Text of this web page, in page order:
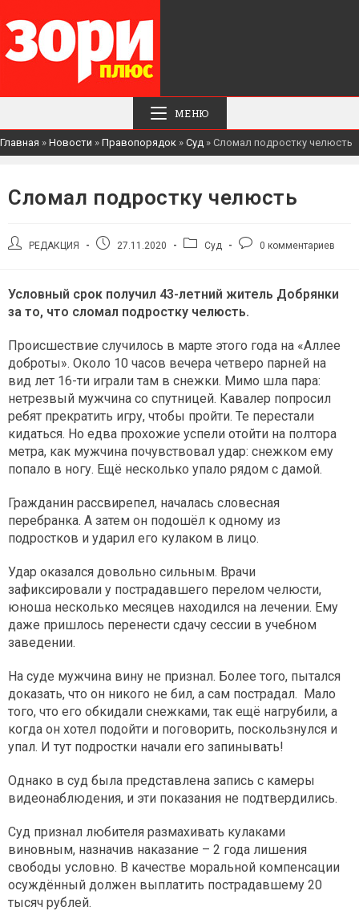
МЕНЮ
Главная » Новости » Правопорядок » Суд » Сломал подростку челюсть
Сломал подростку челюсть
АвторРЕДАКЦИЯ
Запись27.11.2020
Рубрика
Суд
Комментарии
0 комментариев
Условный срок получил 43-летний житель Добрянки
за то, что сломал подростку челюсть.
Происшествие случилось в марте этого года на «Аллее
доброты». Около 10 часов вечера четверо парней на
вид лет 16-ти играли там в снежки. Мимо шла пара:
нетрезвый мужчина со спутницей. Кавалер попросил
ребят прекратить игру, чтобы пройти. Те перестали
кидаться. Но едва прохожие успели отойти на полтора
метра, как мужчина почувствовал удар: снежком ему
попало в ногу. Ещё несколько упало рядом с дамой.
Гражданин рассвирепел, началась словесная
перебранка. А затем он подошёл к одному из
подростков и ударил его кулаком в лицо.
Удар оказался довольно сильным. Врачи
зафиксировали у пострадавшего перелом челюсти,
юноша несколько месяцев находился на лечении. Ему
даже пришлось перенести сдачу сессии в учебном
заведении.
На суде мужчина вину не признал. Более того, пытался
доказать, что он никого не бил, а сам пострадал. Мало
того, что его обкидали снежками, так ещё нагрубили, а
когда он хотел подойти и поговорить, поскользнулся и
упал. И тут подростки начали его запинывать!
Однако в суд была представлена запись с камеры
видеонаблюдения, и эти показания не подтвердились.
Суд признал любителя размахивать кулаками
виновным, назначив наказание – 2 года лишения
свободы условно. В качестве моральной компенсации
осуждённый должен выплатить пострадавшему 20
тысяч рублей.